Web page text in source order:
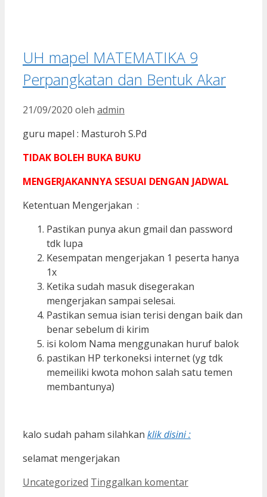
UH mapel MATEMATIKA 9
Perpangkatan dan Bentuk Akar
21/09/2020 oleh admin
guru mapel : Masturoh S.Pd
TIDAK BOLEH BUKA BUKU
MENGERJAKANNYA SESUAI DENGAN JADWAL
Ketentuan Mengerjakan :
Pastikan punya akun gmail dan password
tdk lupa
Kesempatan mengerjakan 1 peserta hanya
1x
Ketika sudah masuk disegerakan
mengerjakan sampai selesai.
Pastikan semua isian terisi dengan baik dan
benar sebelum di kirim
isi kolom Nama menggunakan huruf balok
pastikan HP terkoneksi internet (yg tdk
memeiliki kwota mohon salah satu temen
membantunya)
kalo sudah paham silahkan klik disini :
selamat mengerjakan
Kategori
Uncategorized Tinggalkan komentar